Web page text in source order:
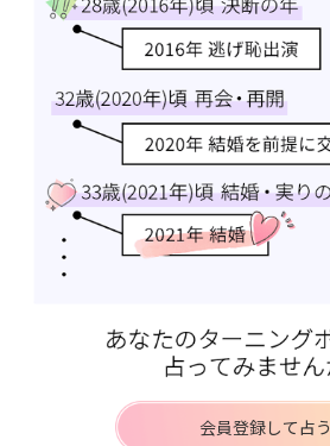
会員登録して占う